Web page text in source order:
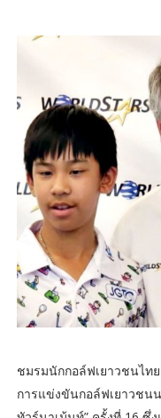
ชมรมนักกอล์ฟเยาวชนไท
การแข่งขันกอล์ฟเยาวชน